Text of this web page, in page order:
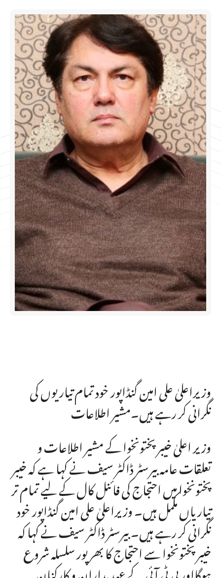
وزیراعلیٰ علی امین گنڈاپور خود تمام تیاریوں کی
نگرانی کر رہے ہیں۔مشیر اطلاعات
وزیر اعلیٰ خیبر پختونخوا کے مشیر اطلاعات و
تعلقات عامہ بیرسٹر ڈاکٹر سیف نے کہا ہے کہ خیبر
پختونخوا میں احتجاج کی فائنل کال کے لیے تمام تر
تیاریاں مکمل ہیں۔ وزیراعلیٰ علی امین گنڈاپور خود
نگرانی کر رہے ہیں۔ بیرسٹر ڈاکٹر سیف نے کہا کہ
خیبر پختونخوا سے احتجاج کا بھرپور سلسلہ شروع